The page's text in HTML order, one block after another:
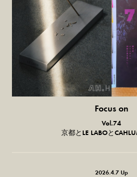
Focus on
気になる服とか人
Vol.74
京都とLE LABOと
2026.4.7 Up